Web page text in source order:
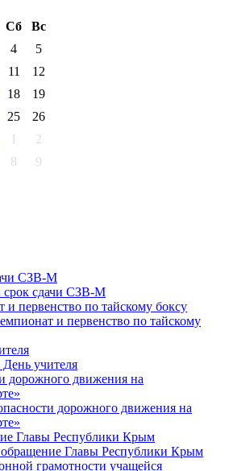
Cб
Вс
4
5
11
12
18
19
25
26
1
2
8
9
срок сдачи СЗВ-М
и первенство по тайскому
учителя
дорожного движения на
Главы Республики Крым